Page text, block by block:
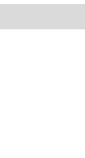
Mensaje